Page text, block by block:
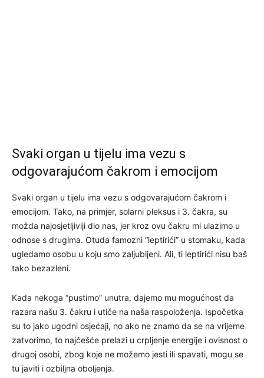
Svaki organ u tijelu ima vezu s
odgovarajućom čakrom i emocijom
Svaki organ u tijelu ima vezu s odgovarajućom čakrom i
emocijom. Tako, na primjer, solarni pleksus i 3. čakra, su
možda najosjetljiviji dio nas, jer kroz ovu čakru mi ulazimo u
odnose s drugima. Otuda famozni “leptirići” u stomaku, kada
ugledamo osobu u koju smo zaljubljeni. Ali, ti leptirići nisu baš
tako bezazleni.
Kada nekoga “pustimo” unutra, dajemo mu mogućnost da
razara našu 3. čakru i utiče na naša raspoloženja. Ispočetka
su to jako ugodni osjećaji, no ako ne znamo da se na vrijeme
zatvorimo, to najčešće prelazi u crpljenje energije i ovisnost o
drugoj osobi, zbog koje ne možemo jesti ili spavati, mogu se
tu javiti i ozbiljna oboljenja.